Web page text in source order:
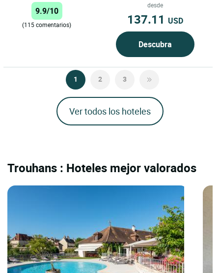
ofrece una experiencia...
9.9/10
(115 comentarios)
desde
137.11 USD
Descubra
1 2 3
Ver todos los hoteles
Trouhans : Hoteles mejor valorados